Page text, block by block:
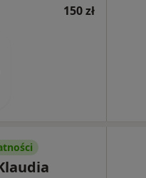
150 zł